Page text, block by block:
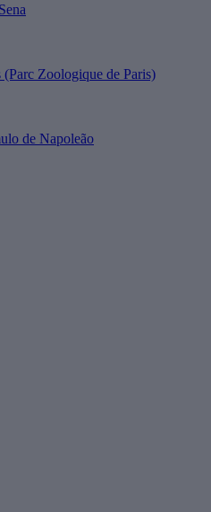
Zoologique de Paris)
de Napoleão